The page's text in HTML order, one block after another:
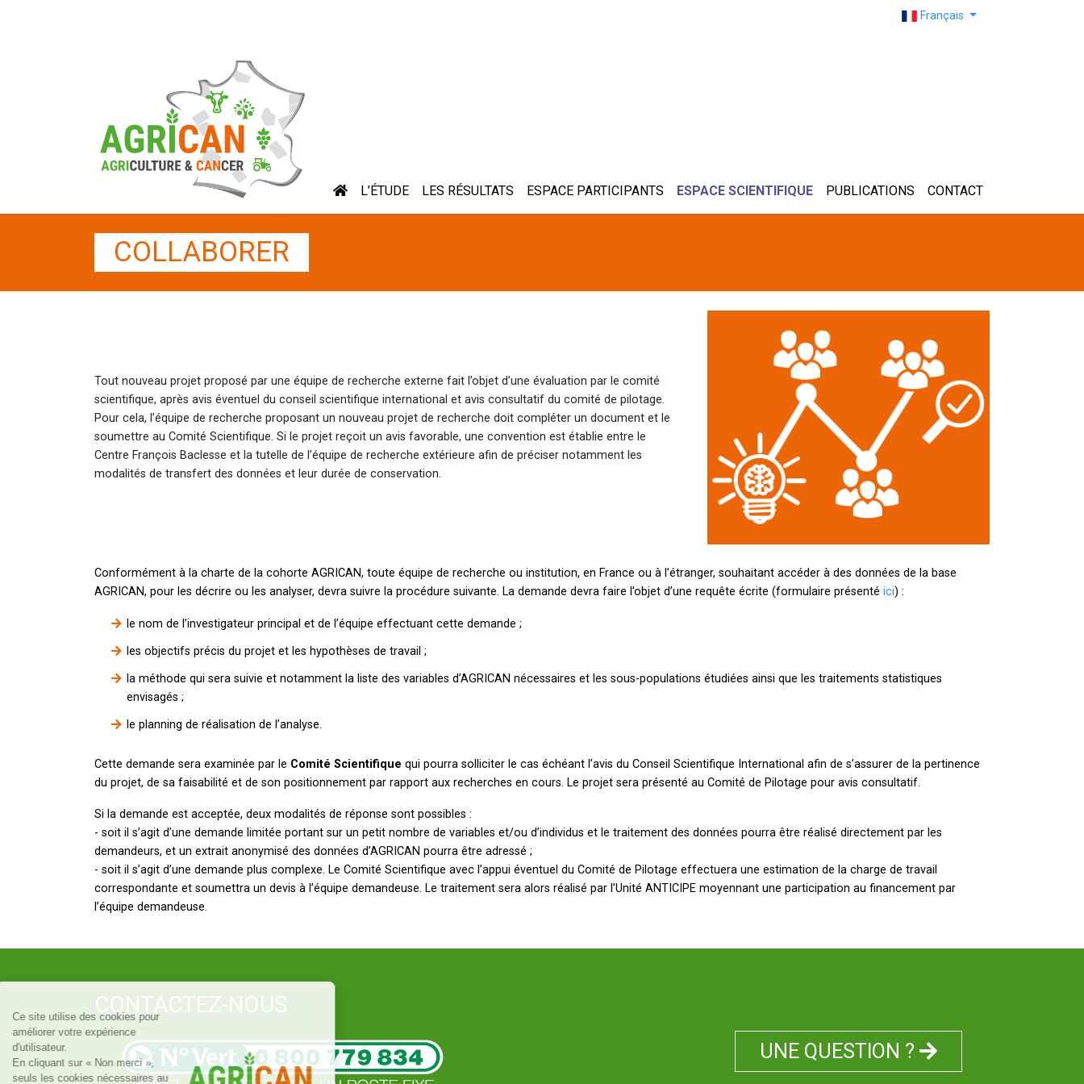
Français
L’ÉTUDE LES RÉSULTATS ESPACE PARTICIPANTS ESPACE SCIENTIFIQUE PUBLICATIONS CONTACT
COLLABORER
Tout nouveau projet proposé par une équipe de recherche externe fait l’objet d’une évaluation par le comité
scientifique, après avis éventuel du conseil scientifique international et avis consultatif du comité de pilotage.
Pour cela, l’équipe de recherche proposant un nouveau projet de recherche doit compléter un document et le
soumettre au Comité Scientifique. Si le projet reçoit un avis favorable, une convention est établie entre le
Centre François Baclesse et la tutelle de l’équipe de recherche extérieure afin de préciser notamment les
modalités de transfert des données et leur durée de conservation.
Conformément à la charte de la cohorte AGRICAN, toute équipe de recherche ou institution, en France ou à l’étranger, souhaitant accéder à des données de la base
AGRICAN, pour les décrire ou les analyser, devra suivre la procédure suivante. La demande devra faire l’objet d’une requête écrite (formulaire présenté ici) :
le nom de l’investigateur principal et de l’équipe effectuant cette demande ;
les objectifs précis du projet et les hypothèses de travail ;
la méthode qui sera suivie et notamment la liste des variables d’AGRICAN nécessaires et les sous-populations étudiées ainsi que les traitements statistiques
envisagés ;
le planning de réalisation de l’analyse.
Cette demande sera examinée par le Comité Scientifique qui pourra solliciter le cas échéant l’avis du Conseil Scientifique International afin de s’assurer de la pertinence
du projet, de sa faisabilité et de son positionnement par rapport aux recherches en cours. Le projet sera présenté au Comité de Pilotage pour avis consultatif.
Si la demande est acceptée, deux modalités de réponse sont possibles :
- soit il s’agit d’une demande limitée portant sur un petit nombre de variables et/ou d’individus et le traitement des données pourra être réalisé directement par les
demandeurs, et un extrait anonymisé des données d’AGRICAN pourra être adressé ;
- soit il s’agit d’une demande plus complexe. Le Comité Scientifique avec l’appui éventuel du Comité de Pilotage effectuera une estimation de la charge de travail
correspondante et soumettra un devis à l’équipe demandeuse. Le traitement sera alors réalisé par l’Unité ANTICIPE moyennant une participation au financement par
l’équipe demandeuse.
CONTACTEZ-NOUS
UNE QUESTION ?